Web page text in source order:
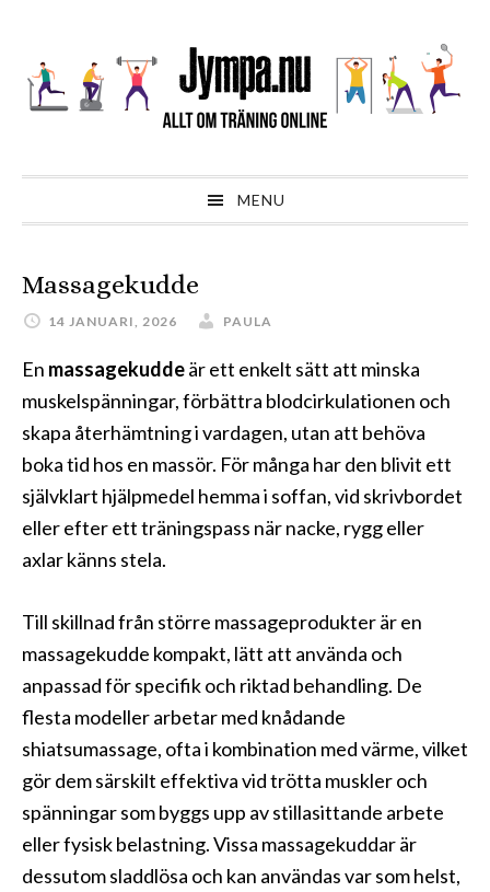
huvudnavigering
huvudinnehåll
sidfot
MENU
Massagekudde
14 JANUARI, 2026 PAULA
En massagekuddeär ett enkelt sätt att minska
muskelspänningar, förbättra blodcirkulationen och
skapa återhämtning i vardagen, utan att behöva
boka tid hos en massör. För många har den blivit ett
självklart hjälpmedel hemma i soffan, vid skrivbordet
eller efter ett träningspass när nacke, rygg eller
axlar känns stela.
Till skillnad från större massageprodukter är en
massagekudde kompakt, lätt att använda och
anpassad för specifik och riktad behandling. De
flesta modeller arbetar med knådande
shiatsumassage, ofta i kombination med värme, vilket
gör dem särskilt effektiva vid trötta muskler och
spänningar som byggs upp av stillasittande arbete
eller fysisk belastning. Vissa massagekuddar är
dessutom sladdlösa och kan användas var som helst,